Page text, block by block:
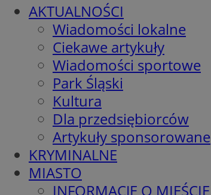
AKTUALNOŚCI
Wiadomości lokalne
Ciekawe artykuły
Wiadomości sportowe
Park Śląski
Kultura
Dla przedsiębiorców
Artykuły sponsorowane
KRYMINALNE
MIASTO
INFORMACJE O MIEŚCIE